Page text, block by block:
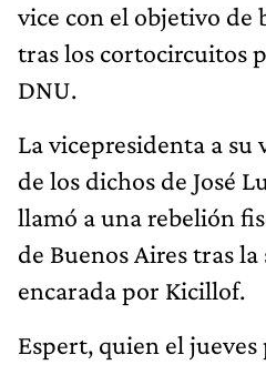
vice con el objetivo de
tras los cortocircuitos
DNU.
La vicepresidenta a su
de los dichos de José
llamó a una rebelión
de Buenos Aires tras
encarada por Kicillof.
Espert, quien el